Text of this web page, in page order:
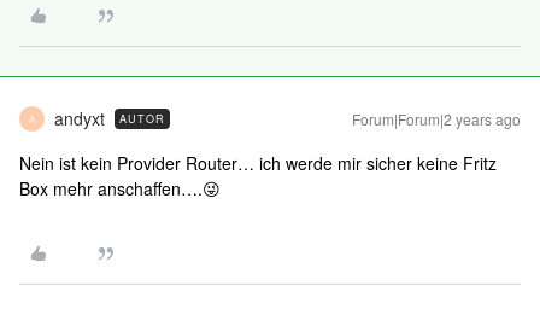
A andyxt AUTOR Forum|Forum|2 years ago
Nein ist kein Provider Router… ich werde mir sicher keine Fritz
Box mehr anschaffen….😜